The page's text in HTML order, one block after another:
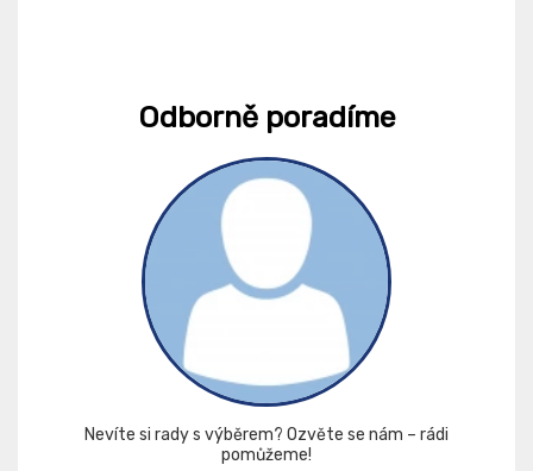
Odborně poradíme
Nevíte si rady s výběrem? Ozvěte se nám – rádi
pomůžeme!